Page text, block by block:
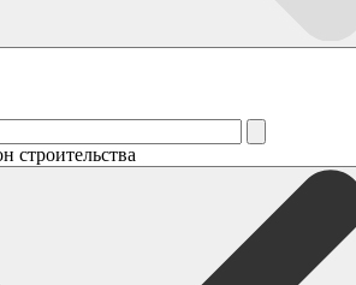
строительства